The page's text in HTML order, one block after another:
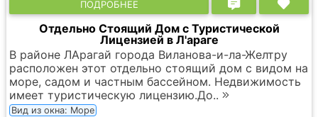
ПОДРОБНЕЕ
Отдельно Стоящий Дом с Туристической
Лицензией в Л'араге
В районе ЛАрагай города Виланова-и-ла-Желтру
расположен этот отдельно стоящий дом с видом на
море, садом и частным бассейном. Недвижимость
имеет туристическую лицензию.До..
Вид из окна: Море